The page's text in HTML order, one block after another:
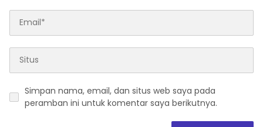
Simpan nama, email, dan situs web saya pada
peramban ini untuk komentar saya berikutnya.